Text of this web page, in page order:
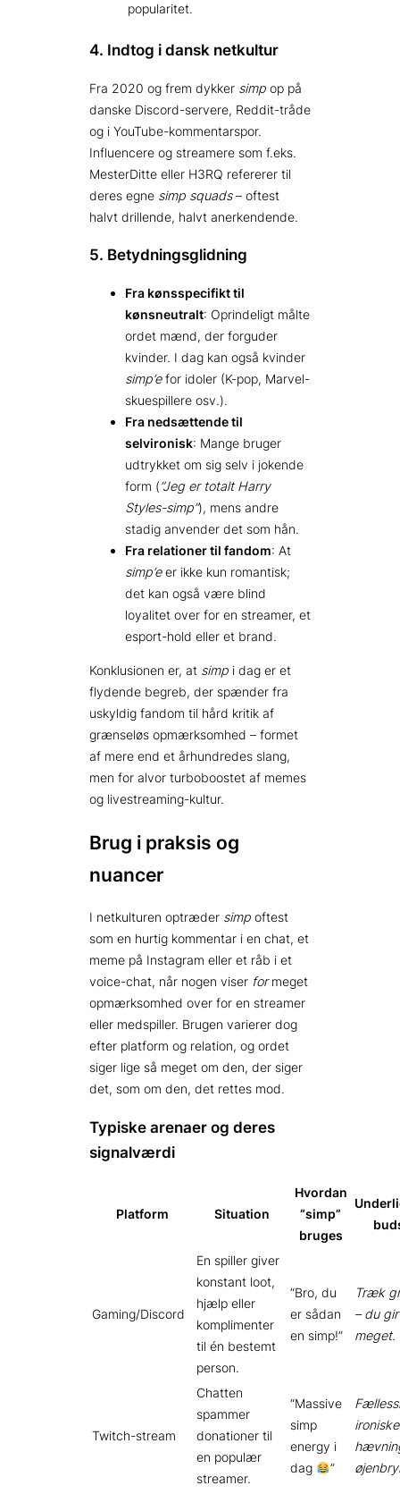
popularitet.
4. Indtog i dansk netkultur
Fra 2020 og frem dykker simp op på
danske Discord-servere, Reddit-tråde
og i YouTube-kommentarspor.
Influencere og streamere som f.eks.
MesterDitte eller H3RQ refererer til
deres egne simp squads– oftest
halvt drillende, halvt anerkendende.
5. Betydningsglidning
Fra kønsspecifikt til
kønsneutralt: Oprindeligt målte
ordet mænd, der forguder
kvinder. I dag kan også kvinder
simp’efor idoler (K-pop, Marvel-
skuespillere osv.).
Fra nedsættende til
selvironisk: Mange bruger
udtrykket om sig selv i jokende
form (”Jeg er totalt Harry
Styles-simp”), mens andre
stadig anvender det som hån.
Fra relationer til fandom: At
simp’eer ikke kun romantisk;
det kan også være blind
loyalitet over for en streamer, et
esport-hold eller et brand.
Konklusionen er, at simp i dag er et
flydende begreb, der spænder fra
uskyldig fandom til hård kritik af
grænseløs opmærksomhed – formet
af mere end et århundredes slang,
men for alvor turboboostet af memes
og livestreaming-kultur.
Brug i praksis og
nuancer
I netkulturen optræder simp oftest
som en hurtig kommentar i en chat, et
meme på Instagram eller et råb i et
voice-chat, når nogen viser formeget
opmærksomhed over for en streamer
eller medspiller. Brugen varierer dog
efter platform og relation, og ordet
siger lige så meget om den, der siger
det, som om den, det rettes mod.
Typiske arenaer og deres
signalværdi
Platform Situation
Hvordan
“simp”
bruges
Gaming/Discord
En spiller giver
konstant loot,
hjælp eller
komplimenter
til én bestemt
person.
“Bro, du
er sådan
en simp!”
Træk
– du
meget.
Twitch-stream
Chatten
spammer
donationer til
en populær
streamer.
“Massive
simp
energy i
dag
”
ironiske